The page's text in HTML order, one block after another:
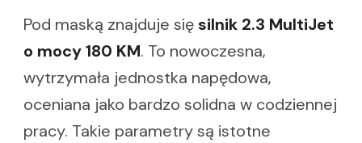
Pod maską znajduje się silnik 2.3 MultiJet
o mocy 180 KM. To nowoczesna,
wytrzymała jednostka napędowa,
oceniana jako bardzo solidna w codziennej
pracy. Takie parametry są istotne